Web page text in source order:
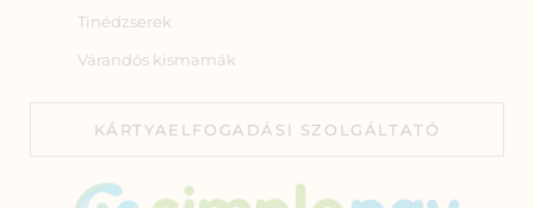
Tinédzserek
Várandós kismamák
KÁRTYAELFOGADÁSI SZOLGÁLTATÓ